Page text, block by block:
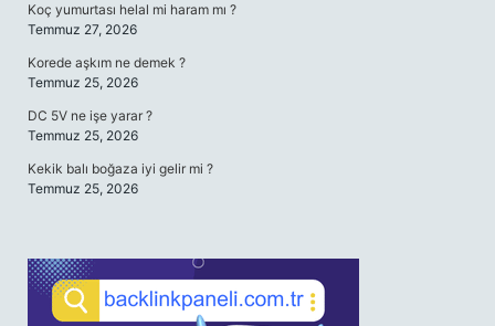
Koç yumurtası helal mi haram mı ?
Temmuz 27, 2026
Korede aşkım ne demek ?
Temmuz 25, 2026
DC 5V ne işe yarar ?
Temmuz 25, 2026
Kekik balı boğaza iyi gelir mi ?
Temmuz 25, 2026